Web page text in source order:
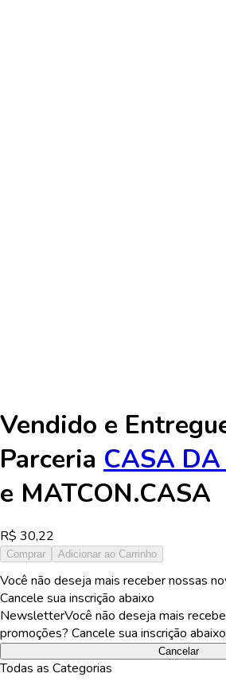
Vendido e
Parceria CASA
e MATCON.CASA
R$ 30,22
Comprar Adicionar ao Carrinho
Você não deseja mais receber nossas
Cancele sua inscrição abaixo
NewsletterVocê não deseja mais
promoções? Cancele sua inscrição abaixo
Cancelar
Todas as Categorias